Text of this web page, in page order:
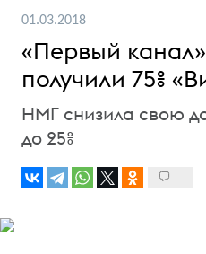
01.03.2018
«Первый
получили 75%
НМГ снизила свою
до 25%